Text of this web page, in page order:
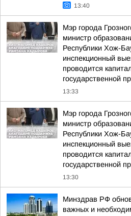
13:40
Мэр города
министр
Республики Хож-
инспекционный
проводится
государственной
13:33
Мэр города
министр
Республики Хож-
инспекционный
проводится
государственной
13:30
Минздрав РФ
важных и